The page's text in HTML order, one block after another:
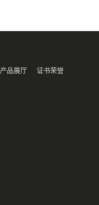
产品展厅 证书荣誉